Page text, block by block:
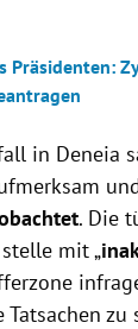
Präsidenten:
in Deneia
. Die
mit „
zu